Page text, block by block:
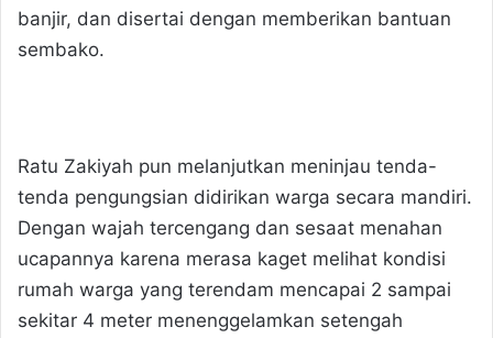
banjir, dan disertai dengan memberikan bantuan
sembako.
Ratu Zakiyah pun melanjutkan meninjau tenda-
tenda pengungsian didirikan warga secara mandiri.
Dengan wajah tercengang dan sesaat menahan
ucapannya karena merasa kaget melihat kondisi
rumah warga yang terendam mencapai 2 sampai
sekitar 4 meter menenggelamkan setengah